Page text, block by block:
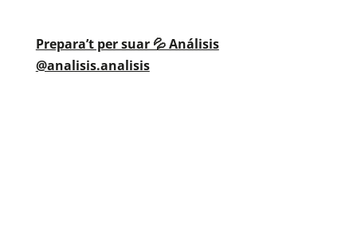
Prepara’t per suar 💦 Análisis
@analisis.analisis